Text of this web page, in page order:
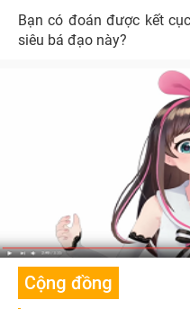
Bạn có đoán được kết
siêu bá đạo này?
Cộng đồng